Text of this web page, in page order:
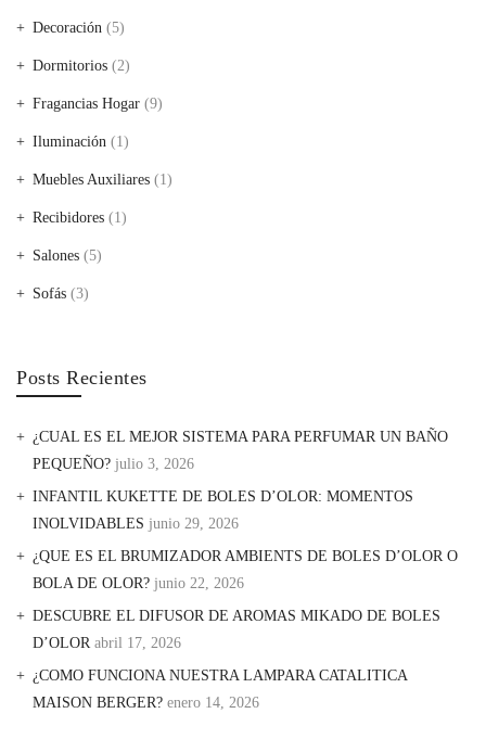
Decoración (5)
Dormitorios (2)
Fragancias Hogar (9)
Iluminación (1)
Muebles Auxiliares (1)
Recibidores (1)
Salones (5)
Sofás (3)
Posts Recientes
¿CUAL ES EL MEJOR SISTEMA PARA PERFUMAR UN BAÑO
PEQUEÑO? julio 3, 2026
INFANTIL KUKETTE DE BOLES D’OLOR: MOMENTOS
INOLVIDABLES junio 29, 2026
¿QUE ES EL BRUMIZADOR AMBIENTS DE BOLES D’OLOR O
BOLA DE OLOR? junio 22, 2026
DESCUBRE EL DIFUSOR DE AROMAS MIKADO DE BOLES
D’OLOR abril 17, 2026
¿COMO FUNCIONA NUESTRA LAMPARA CATALITICA
MAISON BERGER? enero 14, 2026